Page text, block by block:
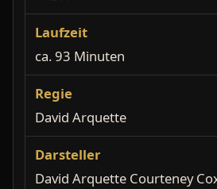
Laufzeit
ca. 93 Minuten
Regie
David Arquette
Darsteller
David Arquette Courteney